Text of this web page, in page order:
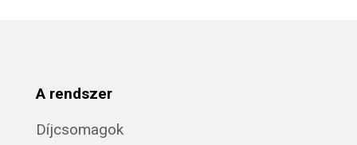
A rendszer
Díjcsomagok